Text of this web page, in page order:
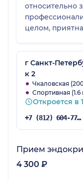
относительно
целом,
рынку.
г Санкт-
к 2
Чкаловская
Спортивная (1.6
Откроется в
+7 (812) 604-77-48
Прием
4 300 ₽